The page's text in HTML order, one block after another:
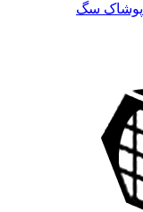
پوشاک سگ